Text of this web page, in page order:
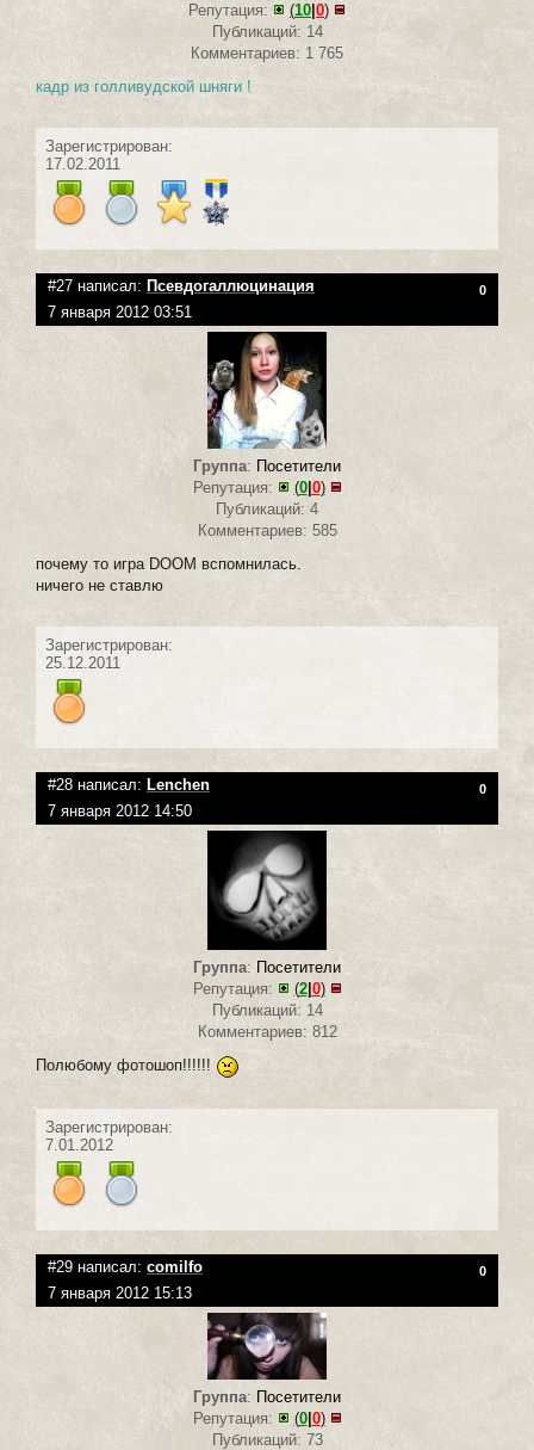
Репутация:
(10 0)
Публикаций: 14
Комментариев: 1 765
кадр из голливудской шняги !
Зарегистрирован:
17.02.2011
#27 написал: Псевдогаллюцинация 0
7 января 2012 03:51
Группа: Посетители
Репутация:
(0| 0)
Публикаций: 4
Комментариев: 585
почему то игра DOOM вспомнилась.
ничего не ставлю
Зарегистрирован:
25.12.2011
#28 написал: Lenchen 0
7 января 2012 14:50
Группа: Посетители
Репутация:
(2| 0)
Публикаций: 14
Комментариев: 812
Полюбому фотошоп!!!!!!
Зарегистрирован:
7.01.2012
#29 написал: сomilfo 0
7 января 2012 15:13
Группа: Посетители
Репутация:
(0| 0)
Публикаций: 73